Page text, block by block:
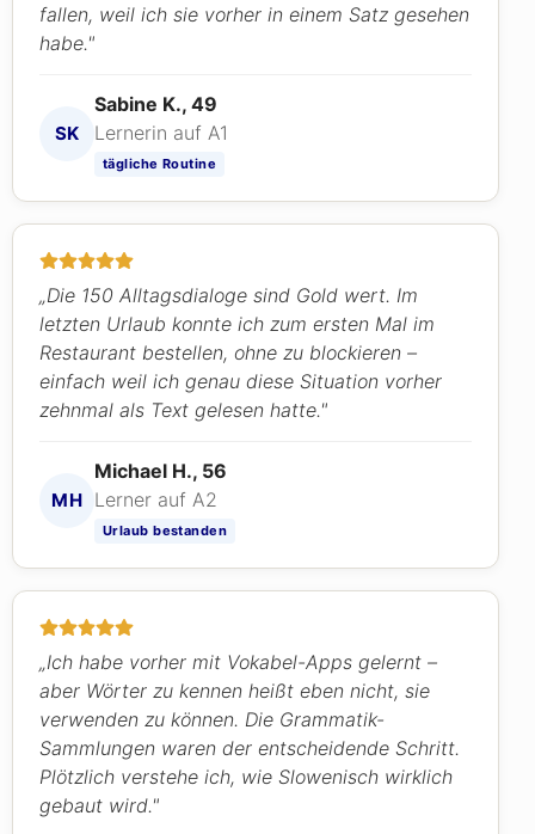
fallen, weil ich sie vorher in einem Satz gesehen
habe."
SK
Sabine K., 49
Lernerin auf A1
tägliche Routine
„Die 150 Alltagsdialoge sind Gold wert. Im
letzten Urlaub konnte ich zum ersten Mal im
Restaurant bestellen, ohne zu blockieren –
einfach weil ich genau diese Situation vorher
zehnmal als Text gelesen hatte."
MH
Michael H., 56
Lerner auf A2
Urlaub bestanden
„Ich habe vorher mit Vokabel-Apps gelernt –
aber Wörter zu kennen heißt eben nicht, sie
verwenden zu können. Die Grammatik-
Sammlungen waren der entscheidende Schritt.
Plötzlich verstehe ich, wie Slowenisch wirklich
gebaut wird."